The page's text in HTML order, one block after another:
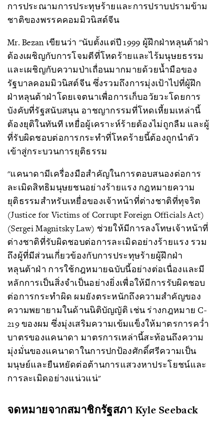
การประณามการประทุษร้ายและการปราบปรามข้าม
ชาติของพรรคคอมมิวนิสต์จีน
Mr. Bezan เขียนว่า "นับตั้งแต่ปี 1999 ผู้ฝึกฝ่าหลุนต้าฝ่า
ต้องเผชิญกับการโจมตีที่โหดร้ายและไร้มนุษยธรรม
และเผชิญกับความป่าเถื่อนมากมายด้วยน้ำมือของ
รัฐบาลคอมมิวนิสต์จีน ซึ่งรวมถึงการมุ่งเป้าไปที่ผู้ฝึก
ฝ่าหลุนต้าฝ่าโดยเจตนาเพื่อการเก็บอวัยวะโดยการ
บังคับที่รัฐสนับสนุน อาชญากรรมที่โหดเหี้ยมเหล่านี้
ต้องยุติในทันที เหยื่อผู้เคราะห์ร้ายต้องไม่ถูกลืม และผู้
ที่รับผิดชอบต่อการกระทำที่โหดร้ายนี้ต้องถูกนำตัว
เข้าสู่กระบวนการยุติธรรม
"แคนาดามีเครื่องมือสำคัญในการตอบสนองต่อการ
ละเมิดสิทธิมนุษยชนอย่างร้ายแรง กฎหมายความ
ยุติธรรมสำหรับเหยื่อของเจ้าหน้าที่ต่างชาติที่ทุจริต
(Justice for Victims of Corrupt Foreign Officials Act)
(Sergei Magnitsky Law) ช่วยให้มีการลงโทษเจ้าหน้าที่
ต่างชาติที่รับผิดชอบต่อการละเมิดอย่างร้ายแรง รวม
ถึงผู้ที่มีส่วนเกี่ยวข้องกับการประทุษร้ายผู้ฝึกฝ่า
หลุนต้าฝ่า การใช้กฎหมายฉบับนี้อย่างต่อเนื่องและมี
หลักการเป็นสิ่งจำเป็นอย่างยิ่งเพื่อให้มีการรับผิดชอบ
ต่อการกระทำผิด ผมยังตระหนักถึงความสำคัญของ
ความพยายามในด้านนิติบัญญัติ เช่น ร่างกฎหมาย C-
219 ของผม ซึ่งมุ่งเสริมความเข้มแข็งให้มาตรการคว่ำ
บาตรของแคนาดา มาตรการเหล่านี้สะท้อนถึงความ
มุ่งมั่นของแคนาดาในการปกป้องศักดิ์ศรีความเป็น
มนุษย์และยืนหยัดต่อต้านการแสวงหาประโยชน์และ
การละเมิดอย่างแน่วแน่"
จดหมายจากสมาชิกรัฐสภา Kyle Seeback